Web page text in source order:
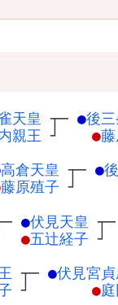
天皇 ┬
親王 ┘
─ ●後
●
高倉天皇 ┬
藤原殖子 ┘
─ ●
─ ●伏見天皇 ┬
●五辻経子 ┘
─
┬
┘
─ ●伏見宮
●